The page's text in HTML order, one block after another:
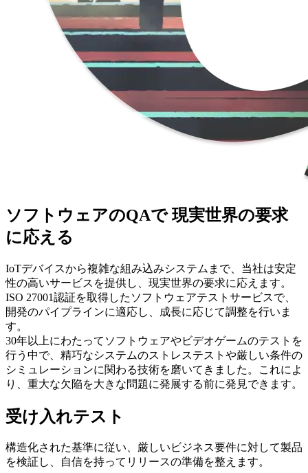
ソフトウェアのQAで 現実世界の要求
に応える
IoTデバイスから複雑な組み込みシステムまで、当社は安定
性の高いサービスを提供し、現実世界の要求に応えます。
ISO 27001認証を取得したソフトウェアテストサービスで、
開発のパイプラインに適応し、成長に応じて調整を行いま
す。
30年以上にわたってソフトウェアやビデオゲームのテストを
行う中で、精巧なシステムのストレステストや厳しい条件の
シミュレーションに関わる技術を磨いてきました。これによ
り、重大な欠陥を大きな問題に発展する前に発見できます。
受け入れテスト
構造化された基準に従い、厳しいビジネス要件に対して製品
を検証し、自信を持ってリリースの準備を整えます。